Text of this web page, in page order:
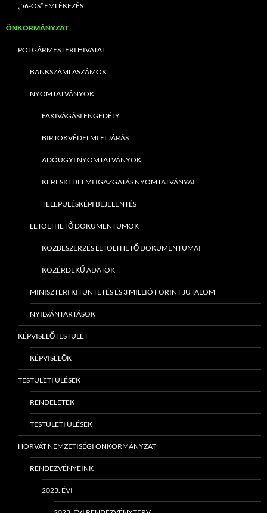
„56-OS” EMLÉKEZÉS
ÖNKORMÁNYZAT
POLGÁRMESTERI HIVATAL
BANKSZÁMLASZÁMOK
NYOMTATVÁNYOK
FAKIVÁGÁSI ENGEDÉLY
BIRTOKVÉDELMI ELJÁRÁS
ADÓÜGYI NYOMTATVÁNYOK
KERESKEDELMI IGAZGATÁS NYOMTATVÁNYAI
TELEPÜLÉSKÉPI BEJELENTÉS
LETÖLTHETŐ DOKUMENTUMOK
KÖZBESZERZÉS LETÖLTHETŐ DOKUMENTUMAI
KÖZÉRDEKŰ ADATOK
MINISZTERI KITÜNTETÉS ÉS 3 MILLIÓ FORINT JUTALOM
NYILVÁNTARTÁSOK
KÉPVISELŐTESTÜLET
KÉPVISELŐK
TESTÜLETI ÜLÉSEK
RENDELETEK
TESTÜLETI ÜLÉSEK
HORVÁT NEMZETISÉGI ÖNKORMÁNYZAT
RENDEZVÉNYEINK
2023. ÉVI